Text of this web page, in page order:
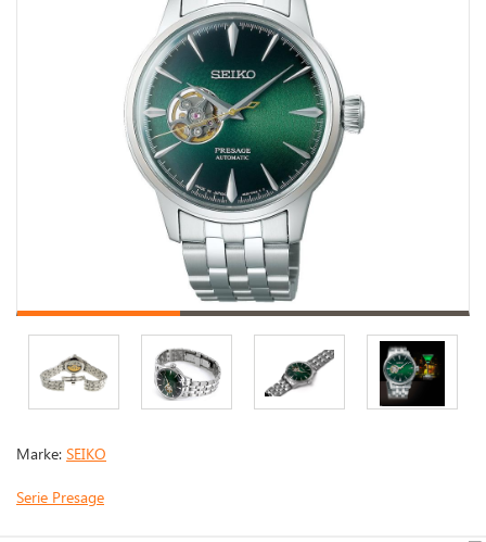
Marke: SEIKO
Serie Presage